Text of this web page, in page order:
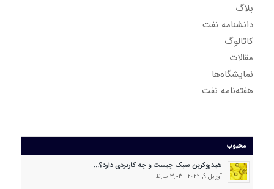
بلاگ
دانشنامه نفت
کاتالوگ
مقالات
نمایشگاه‌ها
هفته‌نامه نفت
محبوب
هیدروکربن سبک چیست و چه کاربردی دارد؟...
آوریل 9, 2022 - 3:03 ب.ظ